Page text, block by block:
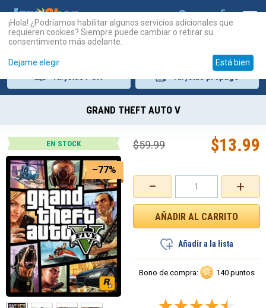
GRAND THEFT AUTO V
EN STOCK
–77%
+
−
$13.99
$59.99
Añadir a la lista
Bono de compra: 140 puntos
¡Hola! ¿Podríamos habilitar algunos servicios adicionales que
requieren cookies? Siempre puede cambiar o retirar su
consentimiento más adelante.
Dejame elegir Está bien